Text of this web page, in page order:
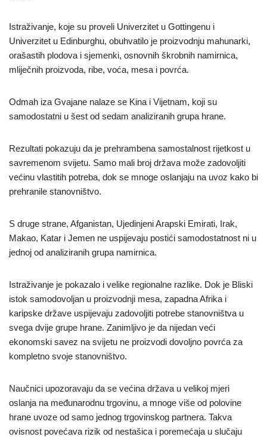
Istraživanje, koje su proveli Univerzitet u Gottingenu i
Univerzitet u Edinburghu, obuhvatilo je proizvodnju mahunarki,
orašastih plodova i sjemenki, osnovnih škrobnih namirnica,
mliječnih proizvoda, ribe, voća, mesa i povrća.
Odmah iza Gvajane nalaze se Kina i Vijetnam, koji su
samodostatni u šest od sedam analiziranih grupa hrane.
Rezultati pokazuju da je prehrambena samostalnost rijetkost u
savremenom svijetu. Samo mali broj država može zadovoljiti
većinu vlastitih potreba, dok se mnoge oslanjaju na uvoz kako bi
prehranile stanovništvo.
S druge strane, Afganistan, Ujedinjeni Arapski Emirati, Irak,
Makao, Katar i Jemen ne uspijevaju postići samodostatnost ni u
jednoj od analiziranih grupa namirnica.
Istraživanje je pokazalo i velike regionalne razlike. Dok je Bliski
istok samodovoljan u proizvodnji mesa, zapadna Afrika i
karipske države uspijevaju zadovoljiti potrebe stanovništva u
svega dvije grupe hrane. Zanimljivo je da nijedan veći
ekonomski savez na svijetu ne proizvodi dovoljno povrća za
kompletno svoje stanovništvo.
Naučnici upozoravaju da se većina država u velikoj mjeri
oslanja na međunarodnu trgovinu, a mnoge više od polovine
hrane uvoze od samo jednog trgovinskog partnera. Takva
ovisnost povećava rizik od nestašica i poremećaja u slučaju